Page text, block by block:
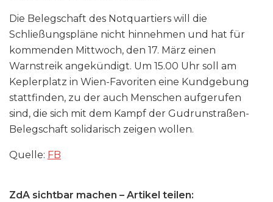
Die Belegschaft des Notquartiers will die
Schließungspläne nicht hinnehmen und hat für
kommenden Mittwoch, den 17. März einen
Warnstreik angekündigt. Um 15.00 Uhr soll am
Keplerplatz in Wien-Favoriten eine Kundgebung
stattfinden, zu der auch Menschen aufgerufen
sind, die sich mit dem Kampf der Gudrunstraßen-
Belegschaft solidarisch zeigen wollen.
Quelle: FB
ZdA sichtbar machen – Artikel teilen: